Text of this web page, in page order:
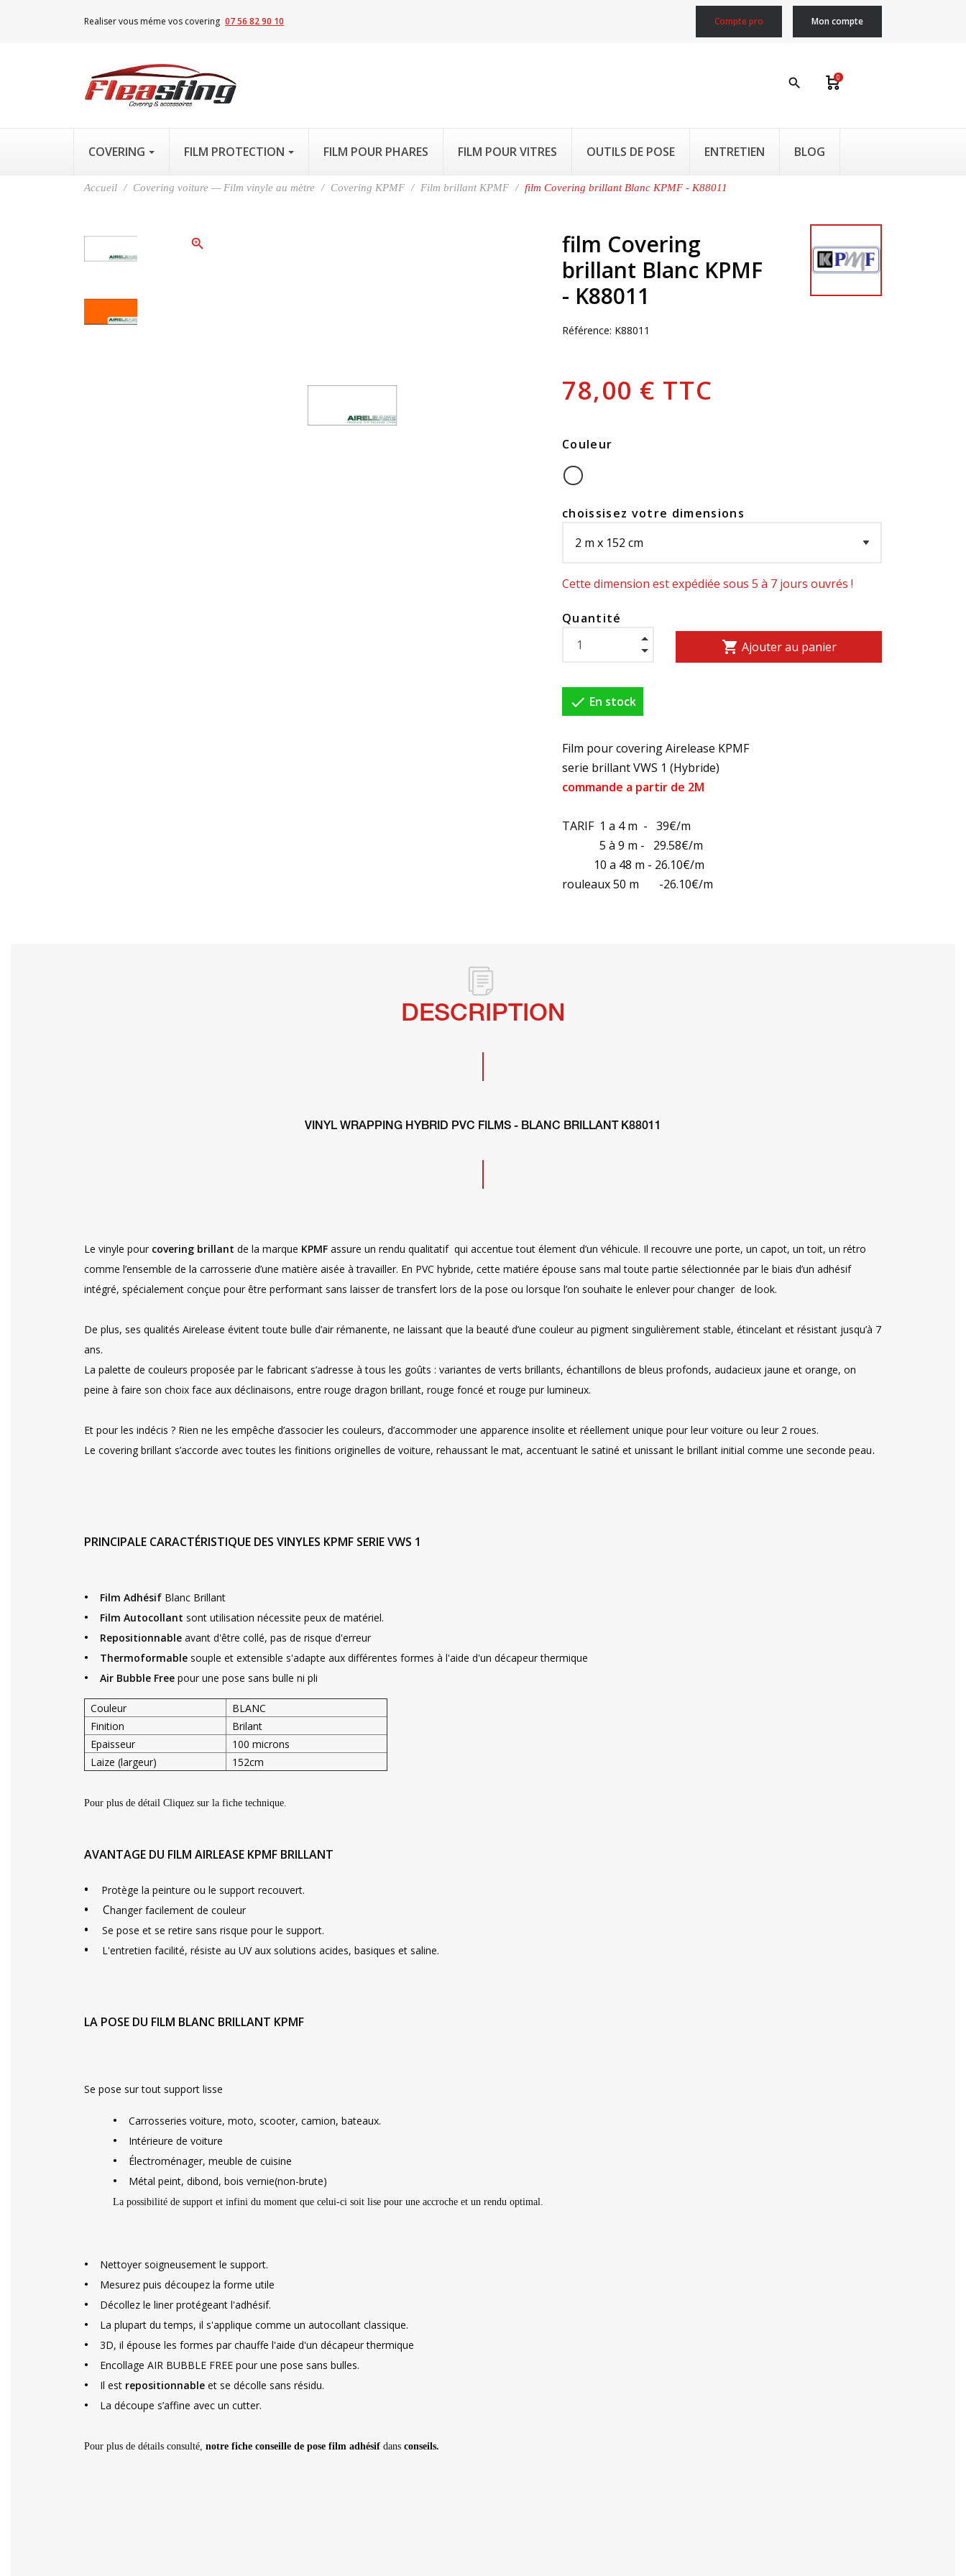
Realiser vous méme vos covering 07 56 82 90 10 Compte pro Mon compte
search 0
COVERING FILM PROTECTION FILM POUR PHARES FILM POUR VITRES OUTILS DE POSE ENTRETIEN BLOG
Accueil Covering voiture — Film vinyle au mètre Covering KPMF Film brillant KPMF film Covering brillant Blanc KPMF - K88011
zoom_in
film Covering
brillant Blanc KPMF
- K88011
Référence: K88011
78,00 € TTC
Couleur
choissisez votre dimensions
Cette dimension est expédiée sous 5 à 7 jours ouvrés !
Quantité
shopping_cart Ajouter au panier
 En stock
Film pour covering Airelease KPMF
serie brillant VWS 1 (Hybride)
commande a partir de 2M
TARIF 1 a 4 m - 39€/m
5 à 9 m - 29.58€/m
10 a 48 m - 26.10€/m
rouleaux 50 m -26.10€/m
DESCRIPTION
VINYL WRAPPING HYBRID PVC FILMS - BLANC BRILLANT K88011
Le vinyle pour covering brillant de la marque KPMF assure un rendu qualitatif qui accentue tout élement d’un véhicule. Il recouvre une porte, un capot, un toit, un rétro
comme l’ensemble de la carrosserie d’une matière aisée à travailler. En PVC hybride, cette matiére épouse sans mal toute partie sélectionnée par le biais d’un adhésif
intégré, spécialement conçue pour être performant sans laisser de transfert lors de la pose ou lorsque l’on souhaite le enlever pour changer de look.
De plus, ses qualités Airelease évitent toute bulle d’air rémanente, ne laissant que la beauté d’une couleur au pigment singulièrement stable, étincelant et résistant jusqu’à 7
ans.
La palette de couleurs proposée par le fabricant s’adresse à tous les goûts : variantes de verts brillants, échantillons de bleus profonds, audacieux jaune et orange, on
peine à faire son choix face aux déclinaisons, entre rouge dragon brillant, rouge foncé et rouge pur lumineux.
Et pour les indécis ? Rien ne les empêche d’associer les couleurs, d’accommoder une apparence insolite et réellement unique pour leur voiture ou leur 2 roues.
Le covering brillant s’accorde avec toutes les finitions originelles de voiture, rehaussant le mat, accentuant le satiné et unissant le brillant initial comme une seconde peau.
PRINCIPALE CARACTÉRISTIQUE DES VINYLES KPMF SERIE VWS 1
• Film Adhésif Blanc Brillant
• Film Autocollant sont utilisation nécessite peux de matériel.
• Repositionnable avant d'être collé, pas de risque d'erreur
• Thermoformable souple et extensible s'adapte aux différentes formes à l'aide d'un décapeur thermique
• Air Bubble Free pour une pose sans bulle ni pli
Couleur
BLANC
Finition
Brilant
Epaisseur
100 microns
Laize (largeur)
152cm
Pour plus de détail Cliquez sur la fiche technique.
AVANTAGE DU FILM AIRLEASE KPMF BRILLANT
• Protège la peinture ou le support recouvert.
• Changer facilement de couleur
• Se pose et se retire sans risque pour le support.
• L'entretien facilité, résiste au UV aux solutions acides, basiques et saline.
LA POSE DU FILM BLANC BRILLANT KPMF
Se pose sur tout support lisse
• Carrosseries voiture, moto, scooter, camion, bateaux.
• Intérieure de voiture
• Électroménager, meuble de cuisine
• Métal peint, dibond, bois vernie(non-brute)
La possibilité de support et infini du moment que celui-ci soit lise pour une accroche et un rendu optimal.
• Nettoyer soigneusement le support.
• Mesurez puis découpez la forme utile
• Décollez le liner protégeant l'adhésif.
• La plupart du temps, il s'applique comme un autocollant classique.
• 3D, il épouse les formes par chauffe l'aide d'un décapeur thermique
• Encollage AIR BUBBLE FREE pour une pose sans bulles.
• Il est repositionnable et se décolle sans résidu.
• La découpe s’affine avec un cutter.
Pour plus de détails consulté, notre fiche conseille de pose film adhésif dans conseils.